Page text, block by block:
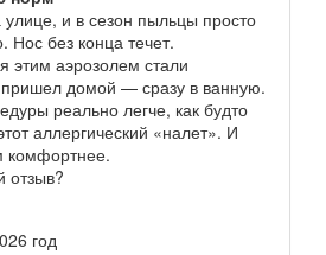
и в сезон пыльцы просто
Нос без конца течет.
этим аэрозолем стали
домой — сразу в ванную.
реально легче, как будто
аллергический «налет». И
комфортнее.
отзыв?
год